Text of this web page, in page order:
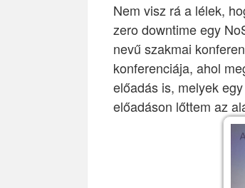
Nem visz rá a lélek,
zero downtime egy
nevű szakmai
konferenciája, ahol
előadás is, melyek
előadáson lőttem az